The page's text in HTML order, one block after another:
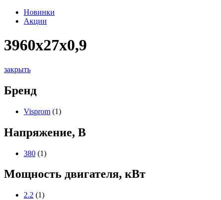
Новинки
Акции
3960х27х0,9
закрыть
Бренд
Visprom (1)
Напряжение, В
380 (1)
Мощность двигателя, кВт
2.2 (1)